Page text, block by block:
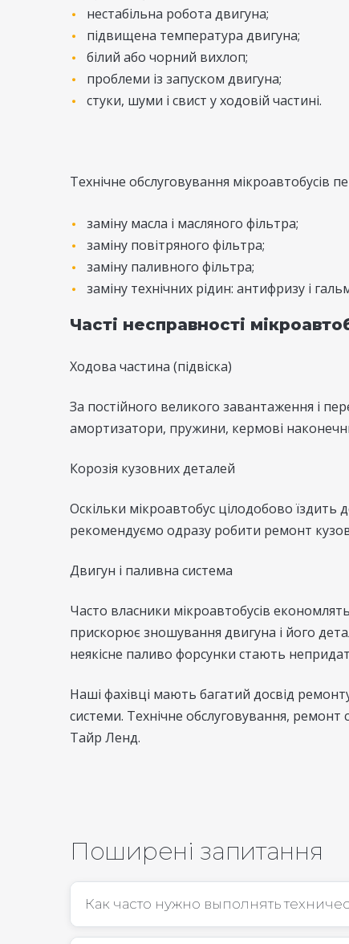
нестабільна робота двигуна;
підвищена температура двигуна;
білий або чорний вихлоп;
проблеми із запуском двигуна;
стуки, шуми і свист у ходовій частині.
Технічне обслуговування мікроавтобусів
заміну масла і масляного фільтра;
заміну повітряного фільтра;
заміну паливного фільтра;
заміну технічних рідин: антифризу і
Часті несправності
Ходова частина (підвіска)
За постійного великого завантаження і
амортизатори, пружини, кермові
Корозія кузовних деталей
Оскільки мікроавтобус цілодобово
рекомендуємо одразу робити ремонт
Двигун і паливна система
Часто власники мікроавтобусів
прискорює зношування двигуна і його
неякісне паливо форсунки стають
Наші фахівці мають багатий досвід
системи. Технічне обслуговування,
Тайр Ленд.
Поширені запитання
Как часто нужно выполнять